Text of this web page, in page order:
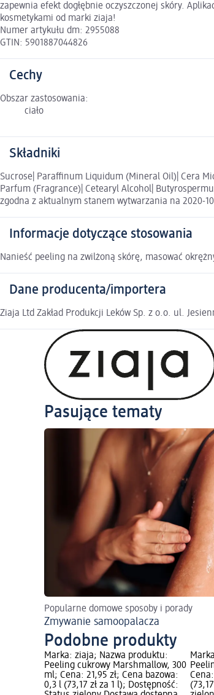
zapewnia efekt dogłębnie oczyszczonej skóry.
kosmetykami od marki ziaja!
Numer artykułu dm: 2955088
GTIN: 5901887044826
Cechy
Obszar zastosowania:
ciało
Składniki
Sucrose| Paraffinum Liquidum (Mineral Oil)| Cera
Parfum (Fragrance)| Cetearyl Alcohol|
zgodna z aktualnym stanem wytwarzania na 2020-
Informacje dotyczące stosowania
Nanieść peeling na zwilżoną skórę, masować
Dane producenta/importera
Ziaja Ltd Zakład Produkcji Leków Sp. z o.o. ul.
Pasujące tematy
Popularne domowe sposoby i porady
Zmywanie samoopalacza
Podobne produkty
Marka: ziaja; Nazwa produktu:
Peeling cukrowy Marshmallow, 300
ml; Cena: 21,95 zł; Cena bazowa:
0,3 l (73,17 zł za 1 l); Dostępność: